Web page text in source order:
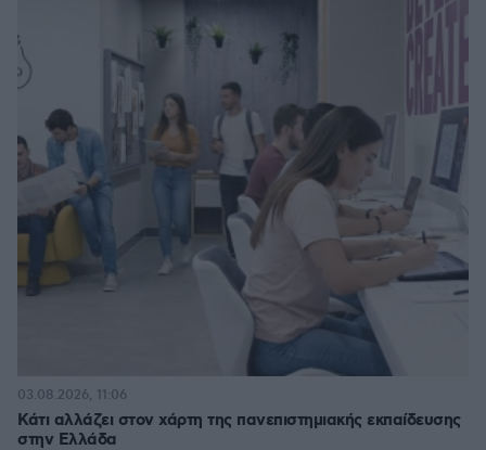
Κάτι αλλάζει στον χάρτη της πανεπιστημιακής εκπαίδευσης
στην Ελλάδα
03.08.2026, 11:06